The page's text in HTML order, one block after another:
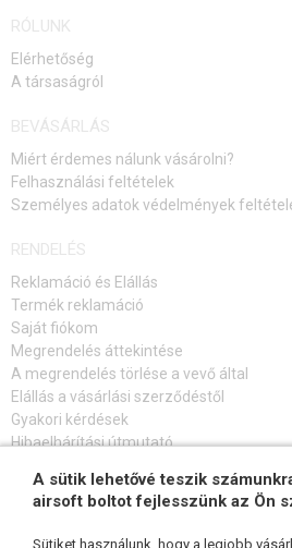
RÓLUNK
Elérhetőség
A társaságról
BEVÁSÁRLÁS
Miért érdemes nálunk vásárolni?
Felhasználási feltételek
Személyes adatok védelmények
RENDELÉS
Reklamáció és Elállás
Termék reklamáció
Saját fiókom
Megrendelés áttekintése
A megrendelés törlése a vevő által
Elállás a vásárlási szerződéstől
Gyakori kérdések
Hibaelhárítási útmutató
FELIRATKOZÁS HÍRLEVÉLRE
A sütik lehetővé teszik
airsoft boltot fejlesszünk az Ön
Sütiket használunk, hogy a legjobb